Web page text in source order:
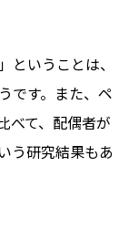
いうことは、
です。また、ペ
べて、配偶者が
う研究結果もあ